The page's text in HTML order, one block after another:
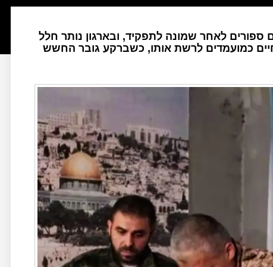
לאחר שמונה לתפקיד, ובארגון נותר חלל
כמועמדים לרשת אותו, כשברקע גובר החשש